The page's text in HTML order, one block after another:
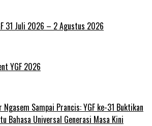
31 Juli 2026 – 2 Agustus 2026
YGF 2026
Ngasem Sampai Prancis: YGF ke-31 Buktikan
Bahasa Universal Generasi Masa Kini